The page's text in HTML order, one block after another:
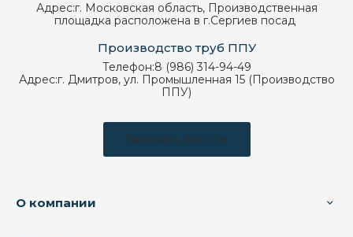
Адрес:г. Московская область, Производственная
площадка расположена в г.Сергиев посад
Производство труб ППУ
Телефон:8 (986) 314-94-49
Адрес:г. Дмитров, ул. Промышленная 15 (Производство
ППУ)
Заказать звонок
О компании